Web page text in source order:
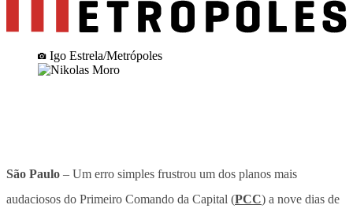
Igo Estrela/Metrópoles
São Paulo – Um erro simples frustrou um dos planos mais
audaciosos do Primeiro Comando da Capital (PCC) a nove dias de